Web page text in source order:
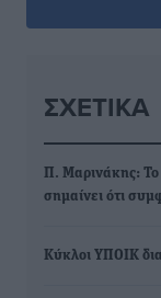
ΣΧΕΤΙΚΆ
Π. Μαρινάκης: Το
σημαίνει ότι
Κύκλοι ΥΠΟΙΚ